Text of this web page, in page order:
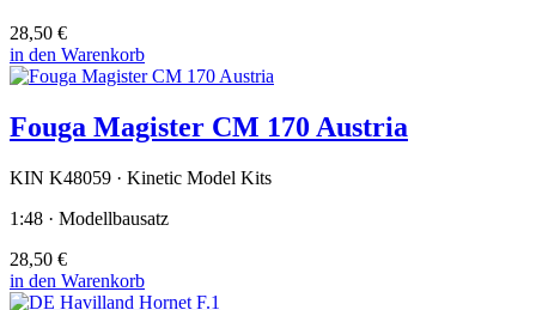
28,50 €
in den Warenkorb
Fouga Magister CM 170 Austria
KIN K48059 · Kinetic Model Kits
1:48 · Modellbausatz
28,50 €
in den Warenkorb